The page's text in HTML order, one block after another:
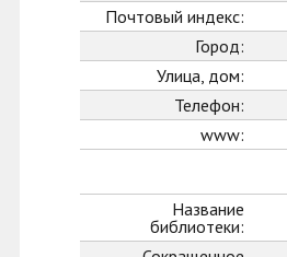
Почтовый индекс:
Город:
Улица, дом:
Телефон:
www:
Название
библиотеки: